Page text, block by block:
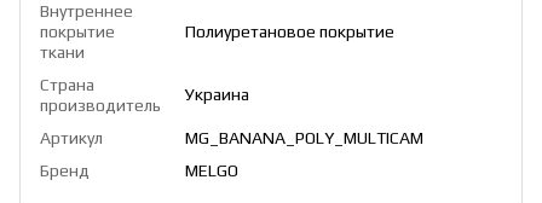
Внутреннее
покрытие
ткани
Полиуретановое покрытие
Страна
производитель
Украина
Артикул
MG_BANANA_POLY_MULTICAM
Бренд
MELGO